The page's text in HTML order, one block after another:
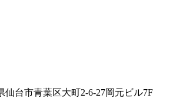
仙台市青葉区大町2-6-27岡元ビル7F